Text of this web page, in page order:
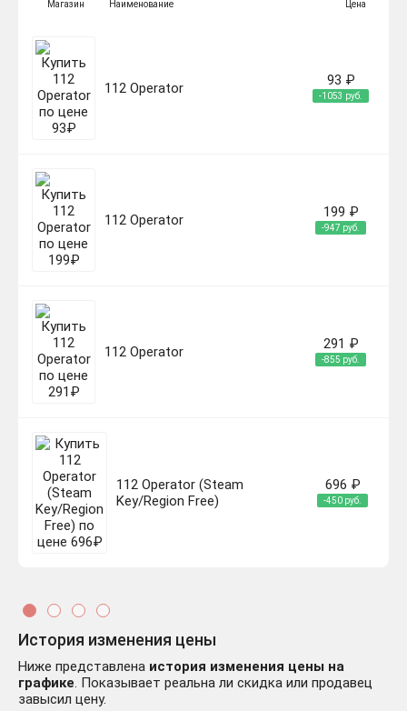
Магазин Наименование Цена
112 Operator 93 ₽
-1053 руб.
112 Operator 199 ₽
-947 руб.
112 Operator 291 ₽
-855 руб.
112 Operator (Steam
Key/Region Free)
696 ₽
-450 руб.
REGION FREE
-675 руб.
История изменения цены
Ниже представлена история изменения цены на
графике. Показывает реальна ли скидка или продавец
завысил цену.